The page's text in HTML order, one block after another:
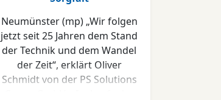
Neumünster (mp) „Wir folgen
jetzt seit 25 Jahren dem Stand
der Technik und dem Wandel
der Zeit“, erklärt Oliver
Schmidt von der PS Solutions